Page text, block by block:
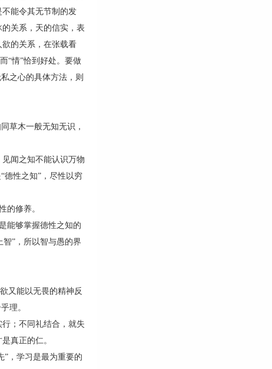
能令其无节制的发
关系，天的信实，表
的关系，在张载看
“情”恰到好处。要做
之心的具体方法，则
草木一般无知无识，
闻之知不能认识万物
德性之知”，尽性以穷
的修养。
能够掌握德性之知的
智”，所以智与愚的界
又能以无畏的精神反
理。
；不同礼结合，就失
真正的仁。
，学习是最为重要的